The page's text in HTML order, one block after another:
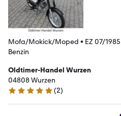
Mofa/Mokick/Moped • EZ 07/1985
Benzin
Oldtimer-Handel Wurzen
04808 Wurzen
4.8 Sterne
(2)